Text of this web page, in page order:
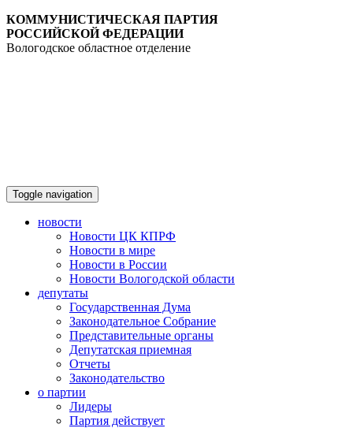
КОММУНИСТИЧЕСКАЯ ПАРТИЯ
РОССИЙСКОЙ ФЕДЕРАЦИИ
Вологодское областное отделение
Toggle navigation
новости
Новости ЦК КПРФ
Новости в мире
Новости в России
Новости Вологодской области
депутаты
Государственная Дума
Законодательное Собрание
Представительные органы
Депутатская приемная
Отчеты
Законодательство
о партии
Лидеры
Партия действует